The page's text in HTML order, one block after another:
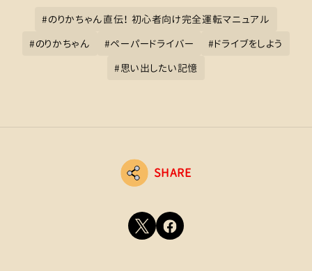
#のりかちゃん直伝！ 初心者向け完全運転マニュアル
#のりかちゃん #ペーパードライバー #ドライブをしよう
#思い出したい記憶
SHARE